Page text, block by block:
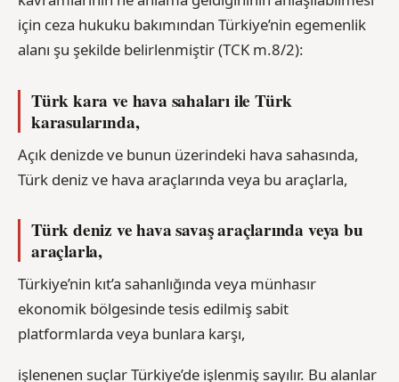
için ceza hukuku bakımından Türkiye’nin egemenlik
alanı şu şekilde belirlenmiştir (TCK m.8/2):
Türk kara ve hava sahaları ile Türk
karasularında,
Açık denizde ve bunun üzerindeki hava sahasında,
Türk deniz ve hava araçlarında veya bu araçlarla,
Türk deniz ve hava savaş araçlarında veya bu
araçlarla,
Türkiye’nin kıt’a sahanlığında veya münhasır
ekonomik bölgesinde tesis edilmiş sabit
platformlarda veya bunlara karşı,
işlenenen suçlar Türkiye’de işlenmiş sayılır. Bu alanlar